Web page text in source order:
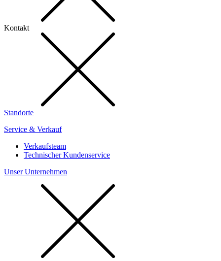
Kontakt
Standorte
Service & Verkauf
Verkaufsteam
Technischer Kundenservice
Unser Unternehmen